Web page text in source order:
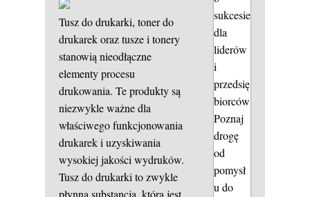
Tusz do drukarki, toner do
drukarek oraz tusze i tonery
stanowią nieodłączne
elementy procesu
drukowania. Te produkty są
niezwykle ważne dla
właściwego funkcjonowania
drukarek i uzyskiwania
wysokiej jakości wydruków.
Tusz do drukarki to zwykle
płynna substancja, która jest
sukcesie
dla
liderów
i
przedsię
biorców
Poznaj
drogę
od
pomysł
u do